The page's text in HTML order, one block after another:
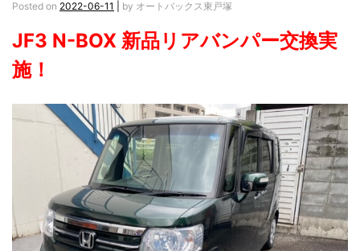
Posted on 2022-06-11 by オートバックス東戸塚
JF3 N-BOX 新品リアバンパー交換実
施！